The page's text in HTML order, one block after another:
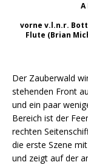
A
vorne v.l.n.r.
Flute (Brian
Der Zauberwald
stehenden Front
und ein paar
Bereich ist der
rechten
die erste Szene
und zeigt auf der